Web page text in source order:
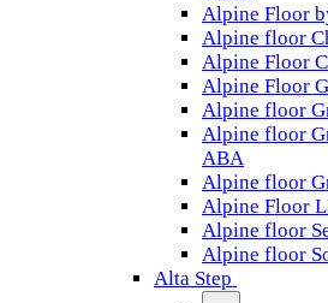
Alpine Floor
Alpine floor
Alpine Floor
Alpine Floor
Alpine floor
Alpine floor
ABA
Alpine floor
Alpine Floor
Alpine floor
Alpine floor
Alta Step